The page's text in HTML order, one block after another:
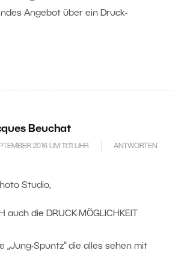
Angebot über ein Druck-
Beuchat
2016 UM 11:11 UHR ANTWORTEN
Studio,
auch die DRUCK-MÖGLICHKEIT
„Jung-Spuntz“ die alles sehen mit